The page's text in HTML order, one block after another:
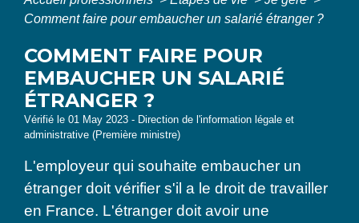
Comment faire pour embaucher un salarié étranger ?
COMMENT FAIRE POUR
EMBAUCHER UN SALARIÉ
ÉTRANGER ?
Vérifié le 01 May 2023 - Direction de l'information légale et
administrative (Première ministre)
L'employeur qui souhaite embaucher un
étranger doit vérifier s'il a le droit de travailler
en France. L'étranger doit avoir une